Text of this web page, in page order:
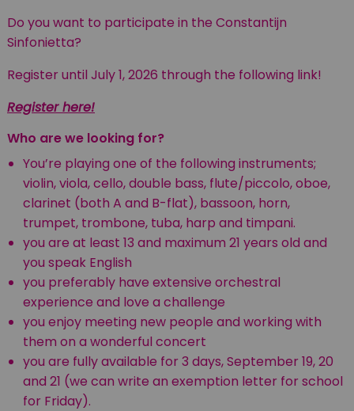
Do you want to participate in the Constantijn
Sinfonietta?
Register until July 1, 2026 through the following link!
Register here!
Who are we looking for?
You’re playing one of the following instruments;
violin, viola, cello, double bass, flute/piccolo, oboe,
clarinet (both A and B-flat), bassoon, horn,
trumpet, trombone, tuba, harp and timpani.
you are at least 13 and maximum 21 years old and
you speak English
you preferably have extensive orchestral
experience and love a challenge
you enjoy meeting new people and working with
them on a wonderful concert
you are fully available for 3 days, September 19, 20
and 21 (we can write an exemption letter for school
for Friday).